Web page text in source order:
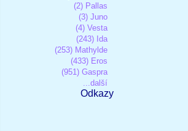
(2) Pallas
(3) Juno
(4) Vesta
(243) Ida
(253) Mathylde
(433) Eros
(951) Gaspra
...další
Odkazy